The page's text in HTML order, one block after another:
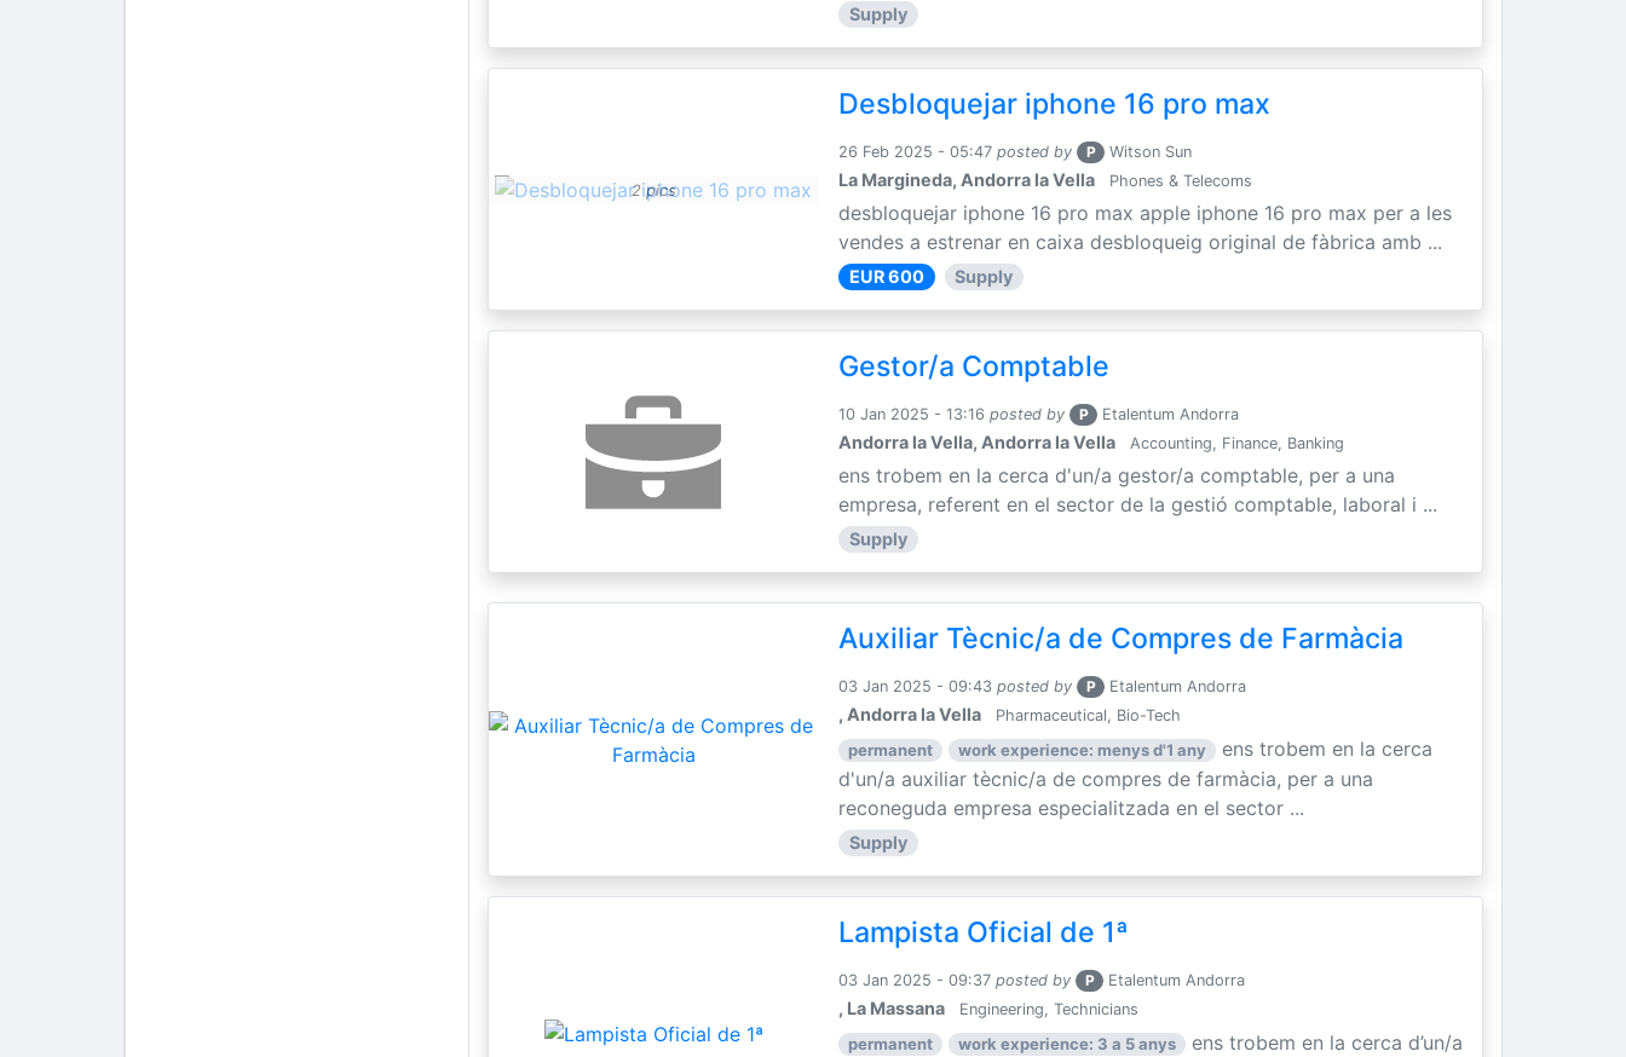
Supply
2 pics
Desbloquejar iphone 16 pro max
26 Feb 2025 - 05:47 posted by P Witson Sun
La Margineda, Andorra la Vella Phones & Telecoms
desbloquejar iphone 16 pro max apple iphone 16 pro max per a les
vendes a estrenar en caixa desbloqueig original de fàbrica amb ...
EUR 600 Supply
Gestor/a Comptable
10 Jan 2025 - 13:16 posted by P Etalentum Andorra
Andorra la Vella, Andorra la Vella Accounting, Finance, Banking
ens trobem en la cerca d'un/a gestor/a comptable, per a una
empresa, referent en el sector de la gestió comptable, laboral i ...
Supply
Auxiliar Tècnic/a de Compres de Farmàcia
03 Jan 2025 - 09:43 posted by P Etalentum Andorra
, Andorra la Vella Pharmaceutical, Bio-Tech
permanent work experience: menys d'1 any
ens trobem en la cerca
d'un/a auxiliar tècnic/a de compres de farmàcia, per a una
reconeguda empresa especialitzada en el sector ...
Supply
Lampista Oficial de 1ª
03 Jan 2025 - 09:37 posted by P Etalentum Andorra
, La Massana Engineering, Technicians
permanent work experience: 3 a 5 anys
ens trobem en la cerca d’un/a